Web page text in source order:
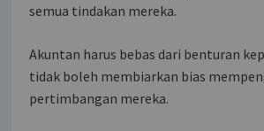
semua tindakan mereka.
Akuntan harus bebas dari benturan
tidak boleh membiarkan bias
pertimbangan mereka.